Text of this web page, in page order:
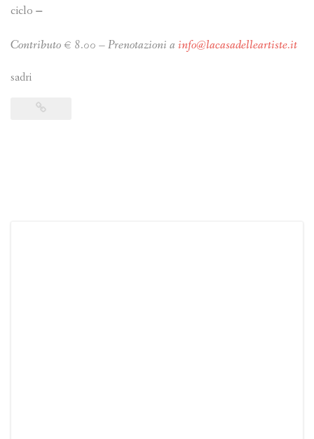
ciclo –
Contributo € 8.00 – Prenotazioni a info@lacasadelleartiste.it
sadri